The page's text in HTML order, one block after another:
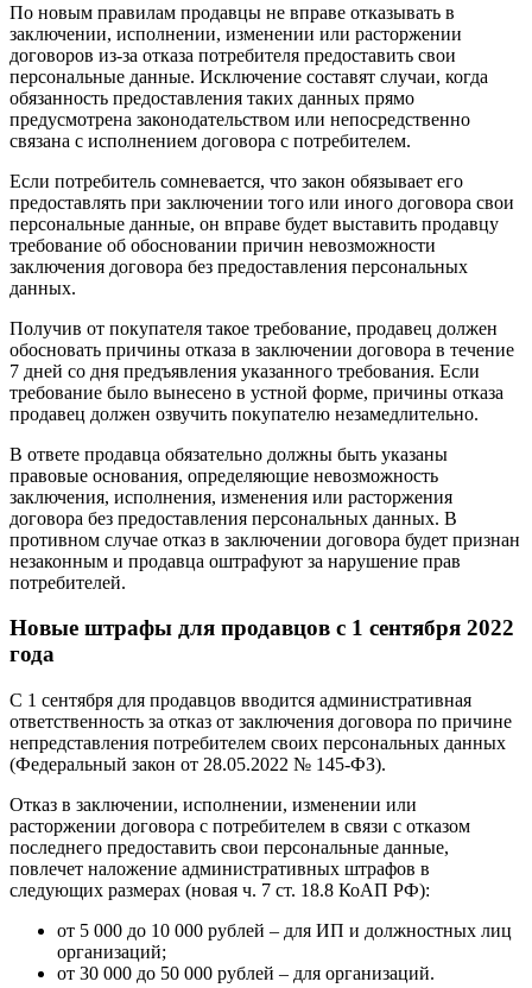
По новым правилам продавцы не вправе отказывать в
заключении, исполнении, изменении или расторжении
договоров из-за отказа потребителя предоставить свои
персональные данные. Исключение составят случаи, когда
обязанность предоставления таких данных прямо
предусмотрена законодательством или непосредственно
связана с исполнением договора с потребителем.
Если потребитель сомневается, что закон обязывает его
предоставлять при заключении того или иного договора свои
персональные данные, он вправе будет выставить продавцу
требование об обосновании причин невозможности
заключения договора без предоставления персональных
данных.
Получив от покупателя такое требование, продавец должен
обосновать причины отказа в заключении договора в течение
7 дней со дня предъявления указанного требования. Если
требование было вынесено в устной форме, причины отказа
продавец должен озвучить покупателю незамедлительно.
В ответе продавца обязательно должны быть указаны
правовые основания, определяющие невозможность
заключения, исполнения, изменения или расторжения
договора без предоставления персональных данных. В
противном случае отказ в заключении договора будет признан
незаконным и продавца оштрафуют за нарушение прав
потребителей.
Новые штрафы для продавцов с 1 сентября 2022
года
С 1 сентября для продавцов вводится административная
ответственность за отказ от заключения договора по причине
непредставления потребителем своих персональных данных
(Федеральный закон от 28.05.2022 № 145-ФЗ).
Отказ в заключении, исполнении, изменении или
расторжении договора с потребителем в связи с отказом
последнего предоставить свои персональные данные,
повлечет наложение административных штрафов в
следующих размерах (новая ч. 7 ст. 18.8 КоАП РФ):
от 5 000 до 10 000 рублей – для ИП и должностных лиц
организаций;
от 30 000 до 50 000 рублей – для организаций.